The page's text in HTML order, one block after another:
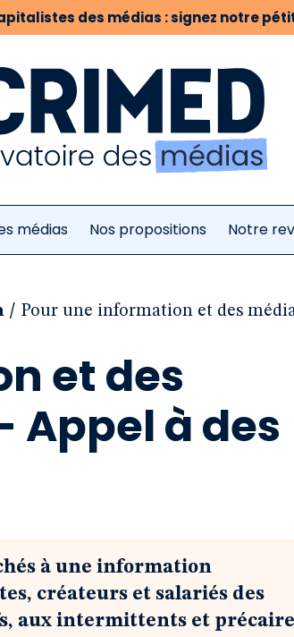
des médias : signez notre
médias Nos propositions Notre
/ Pour une information et des
et des
Appel à des
à une information
créateurs et salariés des
aux intermittents et